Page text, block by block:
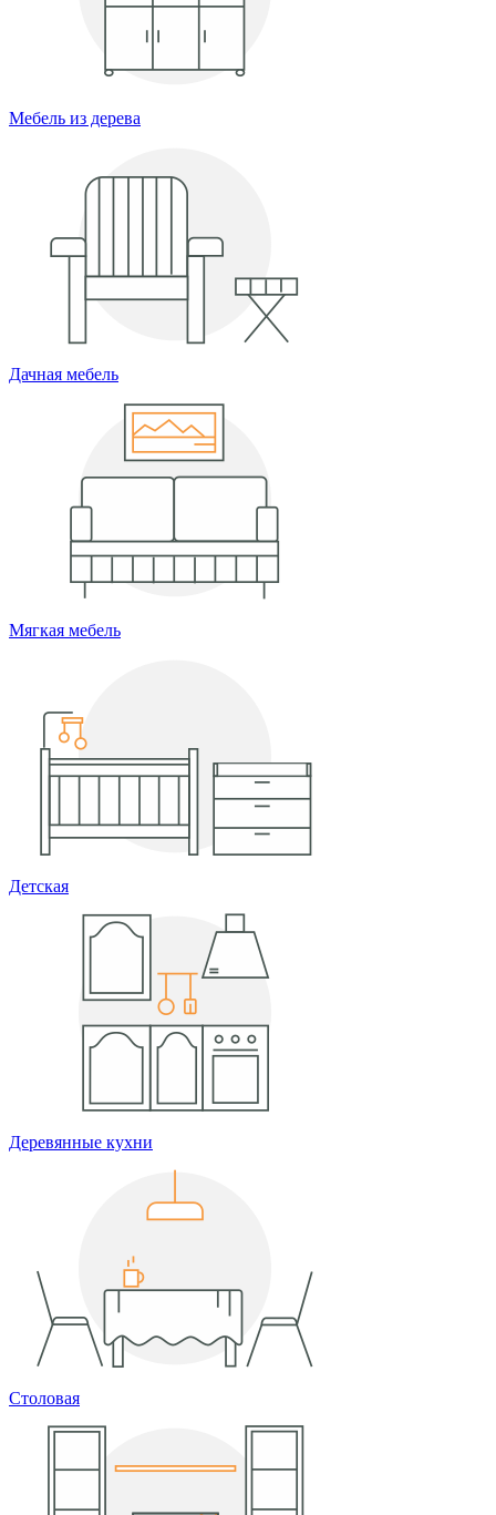
Мебель из дерева
Дачная мебель
Мягкая мебель
Детская
Деревянные кухни
Столовая